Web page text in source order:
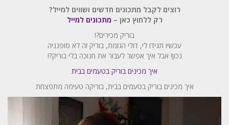
רוצים לקבל מתכונים חדשים ושווים למייל?
רק ללחוץ כאן – מתכונים למייל
בוריק מכירים?!
עכשיו תגידו לי, דולי הגזמת, בוריק זה לא סופגניה
נכון! אבל איך אפשר לעבור את חנוכה בלי בוריק?!
איך מכינים בוריק בטעמים בבית
איך מכינים בוריק בטעמים בבית, בוריקה טעימה מתפצחת